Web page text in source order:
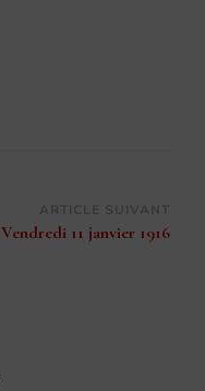
Vendredi 11 janvier 1916